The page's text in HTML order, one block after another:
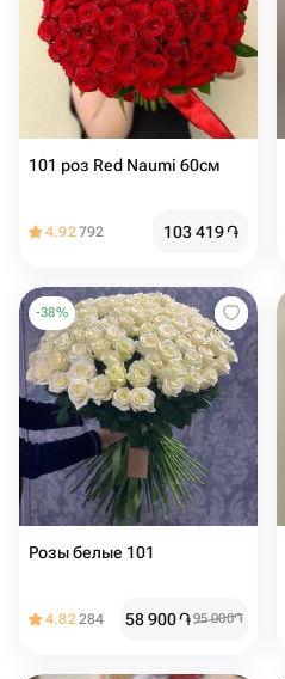
101 роз Red Naumi 60см
4.92792 103 419֏
-38%
Розы белые 101
4.82284 58 900֏95 000֏